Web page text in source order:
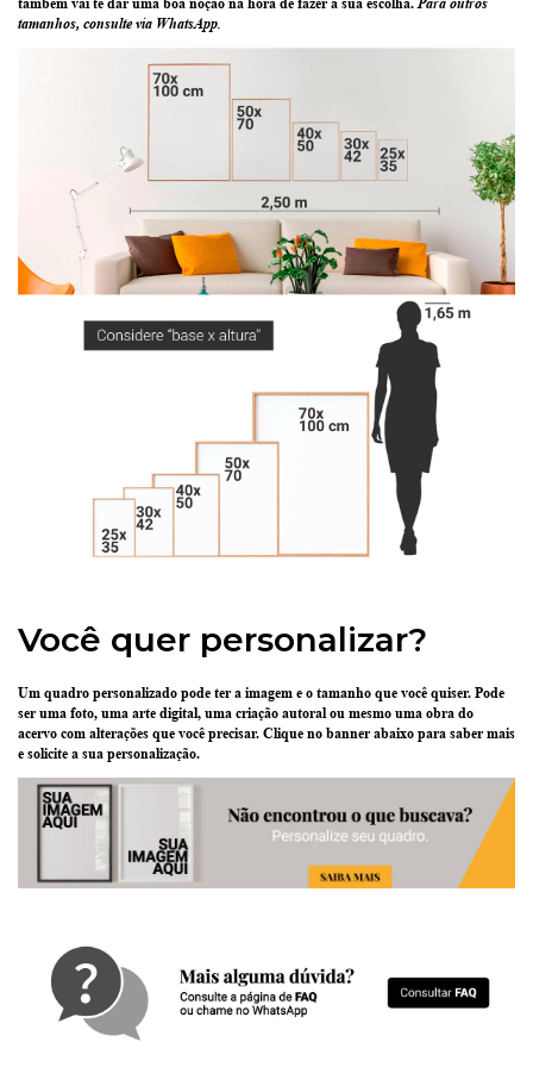
tamanhos, consulte via WhatsApp.
Você quer personalizar?
Um quadro personalizado pode ter a imagem e o tamanho que você quiser. Pode
ser uma foto, uma arte digital, uma criação autoral ou mesmo uma obra do
acervo com alterações que você precisar. Clique no banner abaixo para saber mais
e solicite a sua personalização.